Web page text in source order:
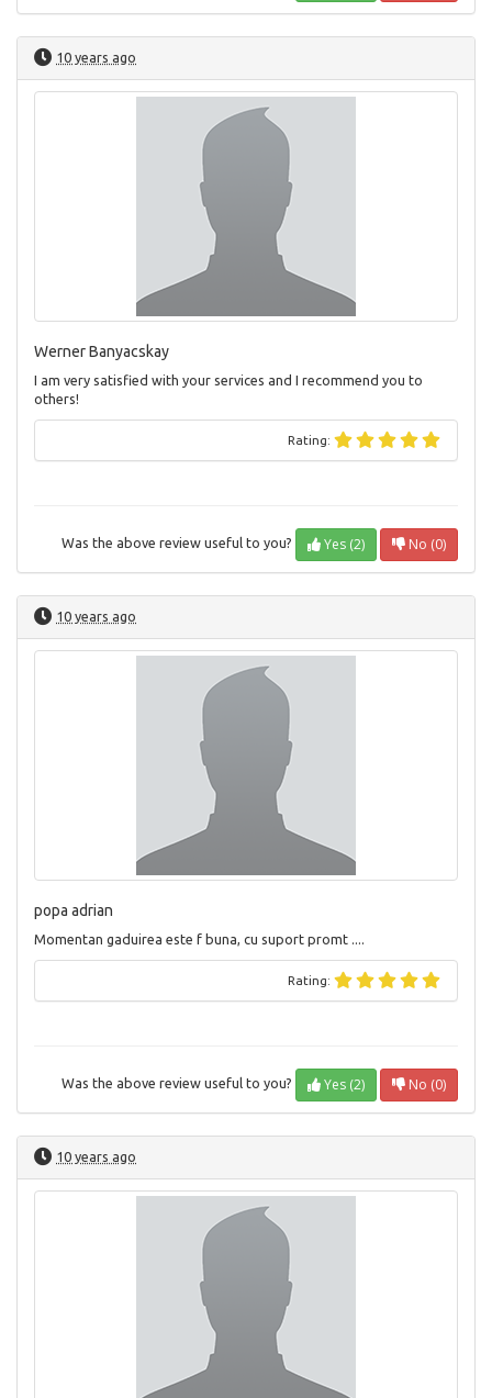
10 years ago
Werner Banyacskay
I am very satisfied with your services and I recommend you to
others!
Rating:
Was the above review useful to you? Yes (2) No (0)
10 years ago
popa adrian
Momentan gaduirea este f buna, cu suport promt ....
Rating:
Was the above review useful to you? Yes (2) No (0)
10 years ago